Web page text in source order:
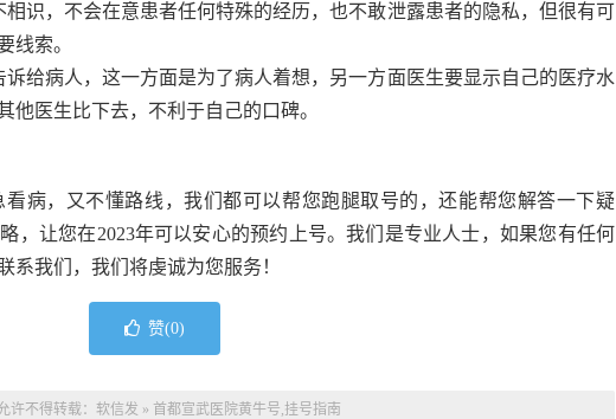
识，不会在意患者任何特殊的经历，也不敢泄露患者的隐私，但很有可
线索。
给病人，这一方面是为了病人着想，另一方面医生要显示自己的医疗水
医生比下去，不利于自己的口碑。
病，又不懂路线，我们都可以帮您跑腿取号的，还能帮您解答一下疑
，让您在2023年可以安心的预约上号。我们是专业人士，如果您有任何
系我们，我们将虔诚为您服务！
赞(0)
许不得转载： 软信发 » 首都宣武医院黄牛号,挂号指南